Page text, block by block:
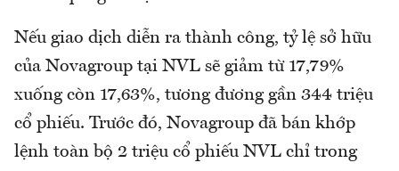
Nếu giao dịch diễn ra thành công, tỷ lệ sở hữu
của Novagroup tại NVL sẽ giảm từ 17,79%
xuống còn 17,63%, tương đương gần 344 triệu
cổ phiếu. Trước đó, Novagroup đã bán khớp
lệnh toàn bộ 2 triệu cổ phiếu NVL chỉ trong